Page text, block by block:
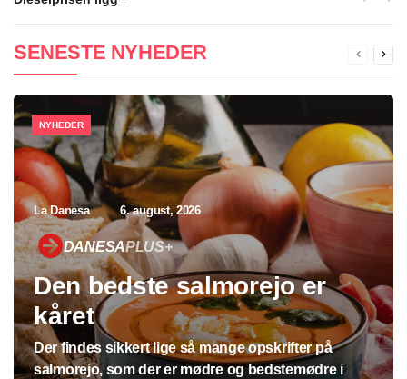
SENESTE NYHEDER
NYHEDER
La Danesa 6. august, 2026
DANESAPLUS+
Den bedste salmorejo er
kåret
Der findes sikkert lige så mange opskrifter på
salmorejo, som der er mødre og bedstemødre i